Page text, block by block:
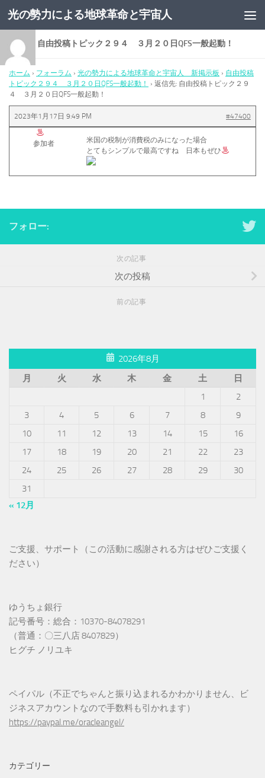
コンテンツへスキップ
光の勢力による地球革命と宇宙人
返信先: 自由投稿トピック２９４ ３月２０日QFS一般起動！
ホーム › フォーラム › 光の勢力による地球革命と宇宙人 新掲示板 › 自由投稿
トピック２９４ ３月２０日QFS一般起動！
› 返信先: 自由投稿トピック２９
４ ３月２０日QFS一般起動！
2023年1月17日 9:49 PM #47400
参加者
米国の税制が消費税のみになった場合
とてもシンプルで最高ですね 日本もぜひ
フォロー:
次の記事
次の投稿
前の記事
2026年8月
月
火 水 木 金 土
日
1
2
3
4 5 6 7 8
9
10
11 12 13 14 15
16
17
18 19 20 21 22
23
24
25 26 27 28 29
30
31
« 12月
ご支援、サポート（この活動に感謝される方はぜひご支援く
ださい）
ゆうちょ銀行
記号番号：総合：10370-84078291
（普通：〇三八店 8407829）
ヒグチ ノリユキ
ペイパル（不正でちゃんと振り込まれるかわかりません、ビ
ジネスアカウントなので手数料も引かれます）
https://paypal.me/oracleangel/
カテゴリー